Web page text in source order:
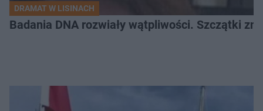
DRAMAT W LISINACH
Badania DNA rozwiały wątpliwości. Szczątki